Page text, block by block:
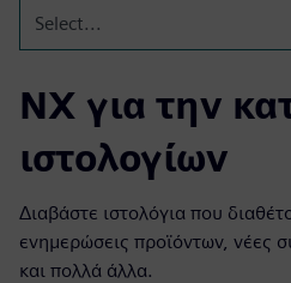
Select...
NX για την
ιστολογίων
Διαβάστε ιστολόγια που
ενημερώσεις προϊόντων, νέες
και πολλά άλλα.